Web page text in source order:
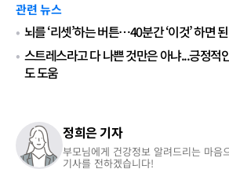
관련 뉴스
뇌를 ‘리셋’하는 버튼…40분간 ‘이것’ 하면
스트레스라고 다 나쁜 것만은 아냐...긍정적
도 도움
정희은 기자
부모님에게 건강정보 알려드리는 마음
기사를 전하겠습니다!